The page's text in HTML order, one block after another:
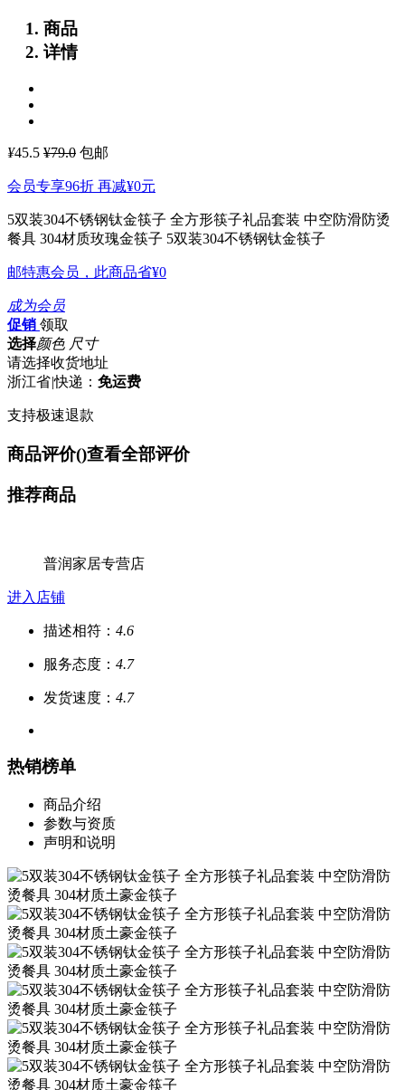
商品
详情
¥45.5 ¥79.0 包邮
会员专享96折 再减¥0元
5双装304不锈钢钛金筷子 全方形筷子礼品套装 中空防滑防烫
餐具 304材质玫瑰金筷子 5双装304不锈钢钛金筷子
邮特惠会员，此商品省¥0
成为会员
促销 领取
选择颜色 尺寸
请选择收货地址
浙江省|快递： 免运费
支持极速退款
商品评价()查看全部评价
推荐商品
普润家居专营店
进入店铺
描述相符： 4.6
服务态度： 4.7
发货速度： 4.7
热销榜单
商品介绍
参数与资质
声明和说明